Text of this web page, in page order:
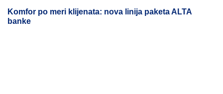
Komfor po meri klijenata: nova linija paketa ALTA
banke